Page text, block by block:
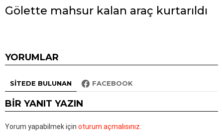
Gölette mahsur kalan araç kurtarıldı
YORUMLAR
SITEDE BULUNAN FACEBOOK
BIR YANIT YAZIN
Yorum yapabilmek için oturum açmalısınız